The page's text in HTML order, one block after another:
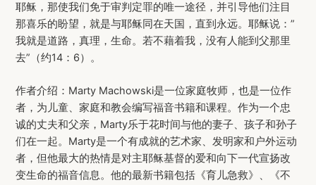
耶稣，那使我们免于审判定罪的唯一途径，并引导他们注目
那喜乐的盼望，就是与耶稣同在天国，直到永远。耶稣说：”
我就是道路，真理，生命。若不藉着我，没有人能到父那里
去”（约14：6）。
作者介绍：Marty Machowski是一位家庭牧师，也是一位作
者，为儿童、家庭和教会编写福音书籍和课程。作为一个忠
诚的丈夫和父亲，Marty乐于花时间与他的妻子、孩子和孙子
们在一起。Marty是一个有成就的艺术家、发明家和户外运动
者，但他最大的热情是对主耶稣基督的爱和向下一代宣扬改
变生命的福音信息。他的最新书籍包括《育儿急救》、《不